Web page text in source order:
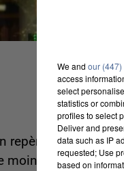
repère de santé
moins de 5.000
We and our
access
select
statistics or
profiles to select
Deliver and
data such as IP
requested; Use
based on